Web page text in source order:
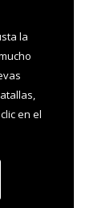
la
en el